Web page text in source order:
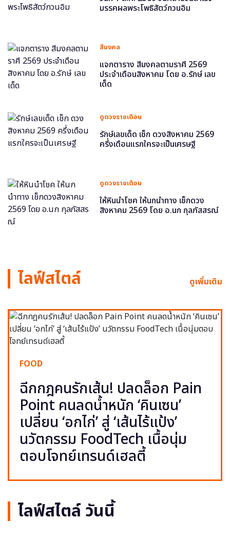
มรรคผลพระโพธิสัตว์กวนอิม
สีมงคล
แจกตาราง สีมงคลตามราศี 2569
ประจำเดือนสิงหาคม โดย อ.รักษ์ เลข
เด็ด
ดูดวงรายเดือน
รักษ์เลขเด็ด เช็ก ดวงสิงหาคม 2569
ครึ่งเดือนแรกใครจะเป็นเศรษฐี
ดูดวงรายเดือน
ให้หินนำโชค ให้นกนำทาง เช็กดวง
สิงหาคม 2569 โดย อ.นก กุลภัสสรณ์
ไลฟ์สไตล์ ดูเพิ่มเติม
FOOD
ฉีกกฎคนรักเส้น! ปลดล็อก Pain
Point คนลดน้ำหนัก ‘คินเซน’
เปลี่ยน ‘อกไก่’ สู่ ‘เส้นไร้แป้ง’
นวัตกรรม FoodTech เนื้อนุ่ม
ตอบโจทย์เทรนด์เฮลตี้
ไลฟ์สไตล์ วันนี้